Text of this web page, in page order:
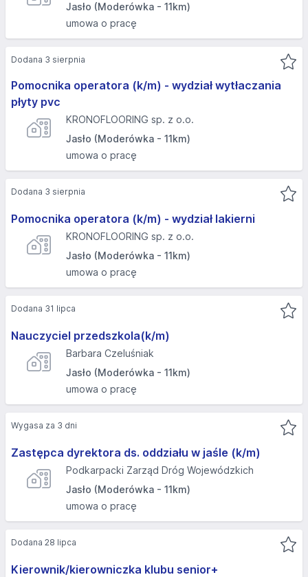
Jasło (Moderówka - 11km)
umowa o pracę
Pomocnika operatora (k/m) - wydział wytłaczania
płyty pvc
KRONOFLOORING sp. z o.o.
Jasło (Moderówka - 11km)
umowa o pracę
Dodana 3 sierpnia
Pomocnika operatora (k/m) - wydział lakierni
KRONOFLOORING sp. z o.o.
Jasło (Moderówka - 11km)
umowa o pracę
Dodana 3 sierpnia
Nauczyciel przedszkola(k/m)
Barbara Czeluśniak
Jasło (Moderówka - 11km)
umowa o pracę
Dodana 31 lipca
Zastępca dyrektora ds. oddziału w jaśle (k/m)
Podkarpacki Zarząd Dróg Wojewódzkich
Jasło (Moderówka - 11km)
umowa o pracę
Wygasa za 3 dni
Kierownik/kierowniczka klubu senior+
Dodana 28 lipca